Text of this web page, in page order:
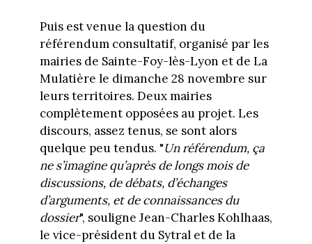
Puis est venue la question du
référendum consultatif, organisé par les
mairies de Sainte-Foy-lès-Lyon et de La
Mulatière le dimanche 28 novembre sur
leurs territoires. Deux mairies
complètement opposées au projet. Les
discours, assez tenus, se sont alors
quelque peu tendus. "Un référendum, ça
ne s’imagine qu’après de longs mois de
discussions, de débats, d’échanges
d’arguments, et de connaissances du
dossier", souligne Jean-Charles Kohlhaas,
le vice-président du Sytral et de la